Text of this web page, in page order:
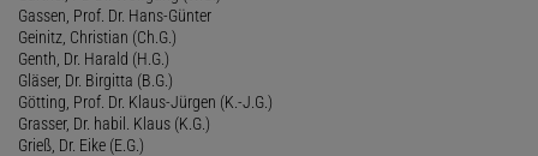
Gassen, Prof. Dr. Hans-Günter
Geinitz, Christian (Ch.G.)
Genth, Dr. Harald (H.G.)
Gläser, Dr. Birgitta (B.G.)
Götting, Prof. Dr. Klaus-Jürgen (K.-J.G.)
Grasser, Dr. habil. Klaus (K.G.)
Grieß, Dr. Eike (E.G.)